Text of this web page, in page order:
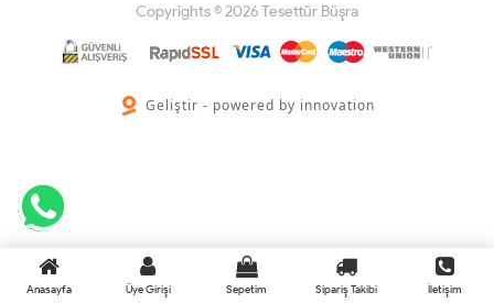
Copyrights © 2026 Tesettür Büşra
Geliştir - powered by innovation
Anasayfa Üye Girişi Sepetim Sipariş Takibi İletişim